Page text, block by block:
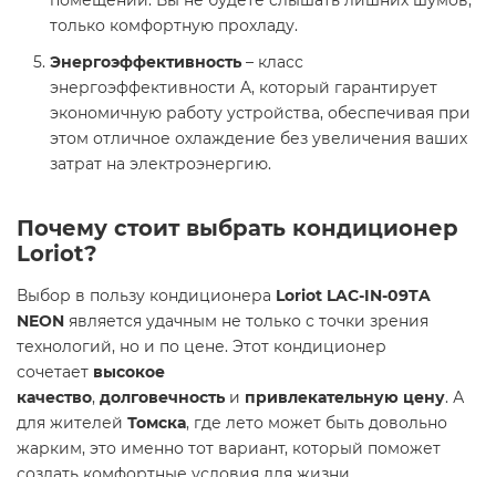
только комфортную прохладу.
Энергоэффективность – класс
энергоэффективности A, который гарантирует
экономичную работу устройства, обеспечивая при
этом отличное охлаждение без увеличения ваших
затрат на электроэнергию.
Почему стоит выбрать кондиционер
Loriot?
Выбор в пользу кондиционера Loriot LAC-IN-09TA
NEON является удачным не только с точки зрения
технологий, но и по цене. Этот кондиционер
сочетает высокое
качество, долговечность и привлекательную цену. А
для жителей Томска, где лето может быть довольно
жарким, это именно тот вариант, который поможет